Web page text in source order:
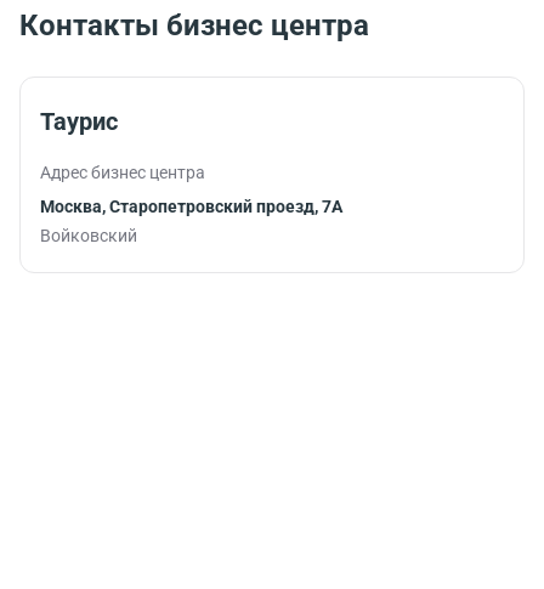
Контакты бизнес центра
Таурис
Адрес бизнес центра
Москва, Старопетровский проезд, 7А
Войковский